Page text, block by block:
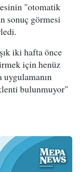
"otomatik
sonuç görmesi
iki hafta önce
için henüz
uygulamanın
bulunmuyor"